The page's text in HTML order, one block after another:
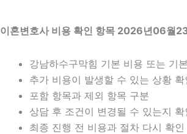
이혼변호사 비용 확인 항목 2026년06월
강남하수구막힘 기본 비용 또는 기
추가 비용이 발생할 수 있는 상황 확
포함 항목과 제외 항목 구분
상담 후 조건이 변경될 수 있는지 확
최종 진행 전 비용과 절차 다시 확인